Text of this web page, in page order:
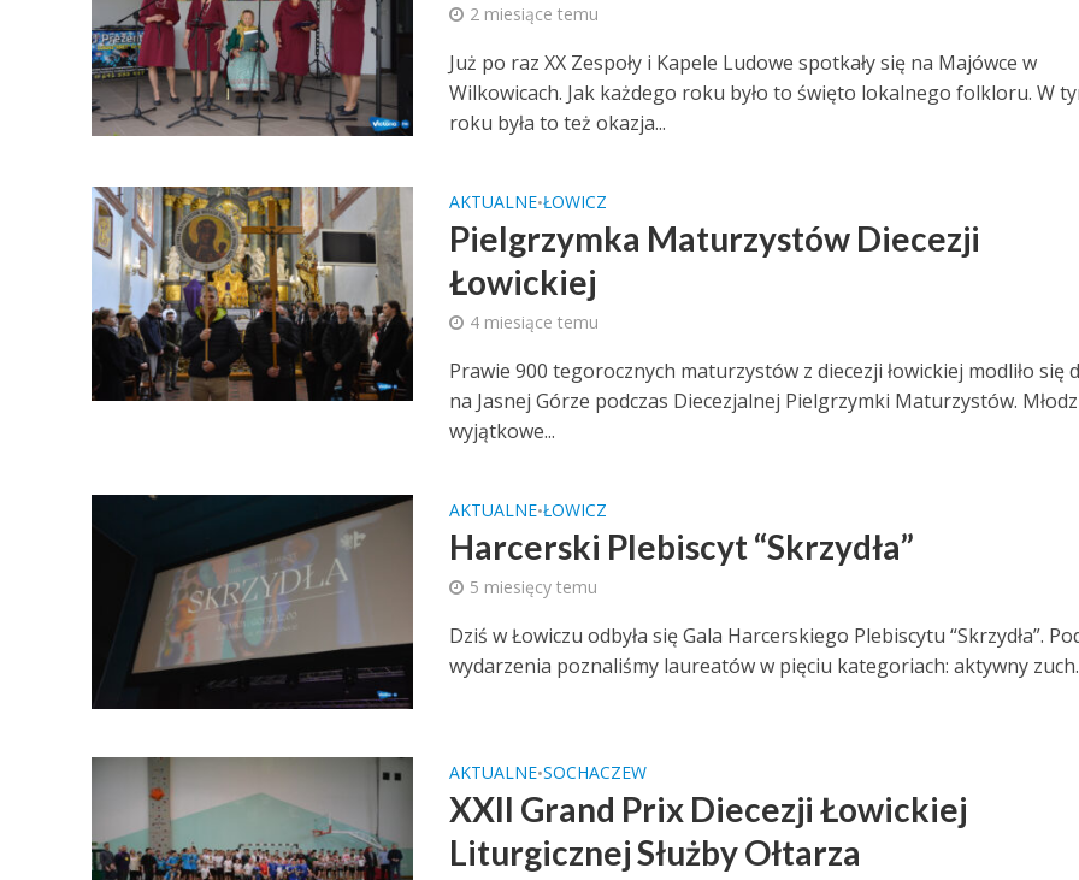
2 miesiące temu
Już po raz XX Zespoły i Kapele Ludowe spotkały się na Majówce w
Wilkowicach. Jak każdego roku było to święto lokalnego folkloru. W
roku była to też okazja...
AKTUALNE•ŁOWICZ
Pielgrzymka Maturzystów Diecezji
Łowickiej
4 miesiące temu
Prawie 900 tegorocznych maturzystów z diecezji łowickiej modliło się
na Jasnej Górze podczas Diecezjalnej Pielgrzymki Maturzystów.
wyjątkowe...
AKTUALNE•ŁOWICZ
Harcerski Plebiscyt “Skrzydła”
5 miesięcy temu
Dziś w Łowiczu odbyła się Gala Harcerskiego Plebiscytu “Skrzydła”.
wydarzenia poznaliśmy laureatów w pięciu kategoriach: aktywny
AKTUALNE•SOCHACZEW
XXII Grand Prix Diecezji Łowickiej
Liturgicznej Służby Ołtarza